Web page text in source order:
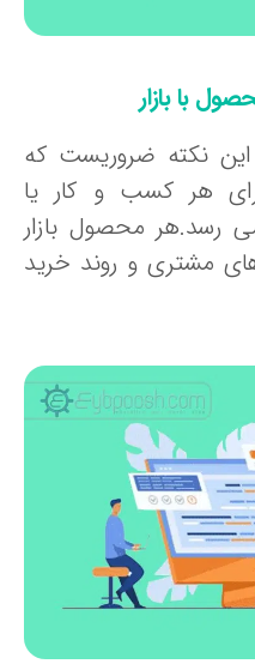
بازار
نکته ضروریست که
هر کسب و کار یا
محصول بازار
و روند خرید